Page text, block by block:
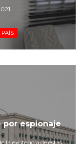
PAÍS
por espionaje
la existencia de estas